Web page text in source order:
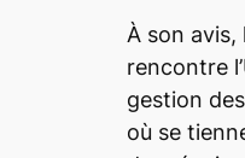
À son avis,
rencontre
gestion
où se